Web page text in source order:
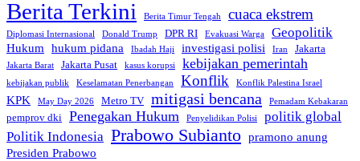
Berita Terkini Berita Timur Tengah cuaca ekstrem
Diplomasi Internasional Donald Trump DPR RI Evakuasi Warga Geopolitik
Hukum hukum pidana Ibadah Haji investigasi polisi Iran Jakarta
Jakarta Barat Jakarta Pusat kasus korupsi kebijakan pemerintah
kebijakan publik Keselamatan Penerbangan Konflik Konflik Palestina Israel
KPK May Day 2026 Metro TV mitigasi bencana Pemadam Kebakaran
pemprov dki Penegakan Hukum Penyelidikan Polisi
politik global
Politik Indonesia Prabowo Subianto pramono anung
Presiden Prabowo